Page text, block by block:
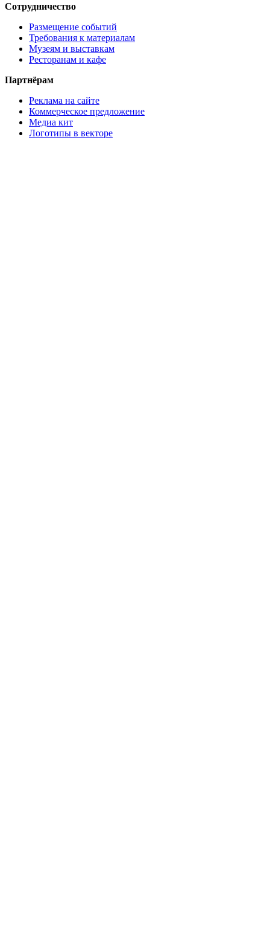
Сотрудничество
Размещение событий
Требования к материалам
Музеям и выставкам
Ресторанам и кафе
Партнёрам
Реклама на сайте
Коммерческое предложение
Медиа кит
Логотипы в векторе